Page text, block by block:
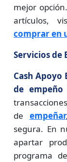
mejor
artículos,
comprar en
Servicios de
Cash Apoyo
de
transacciones
de empeñar
segura. En
apartar
programa de